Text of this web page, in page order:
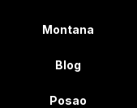
Montana
Blog
Posao